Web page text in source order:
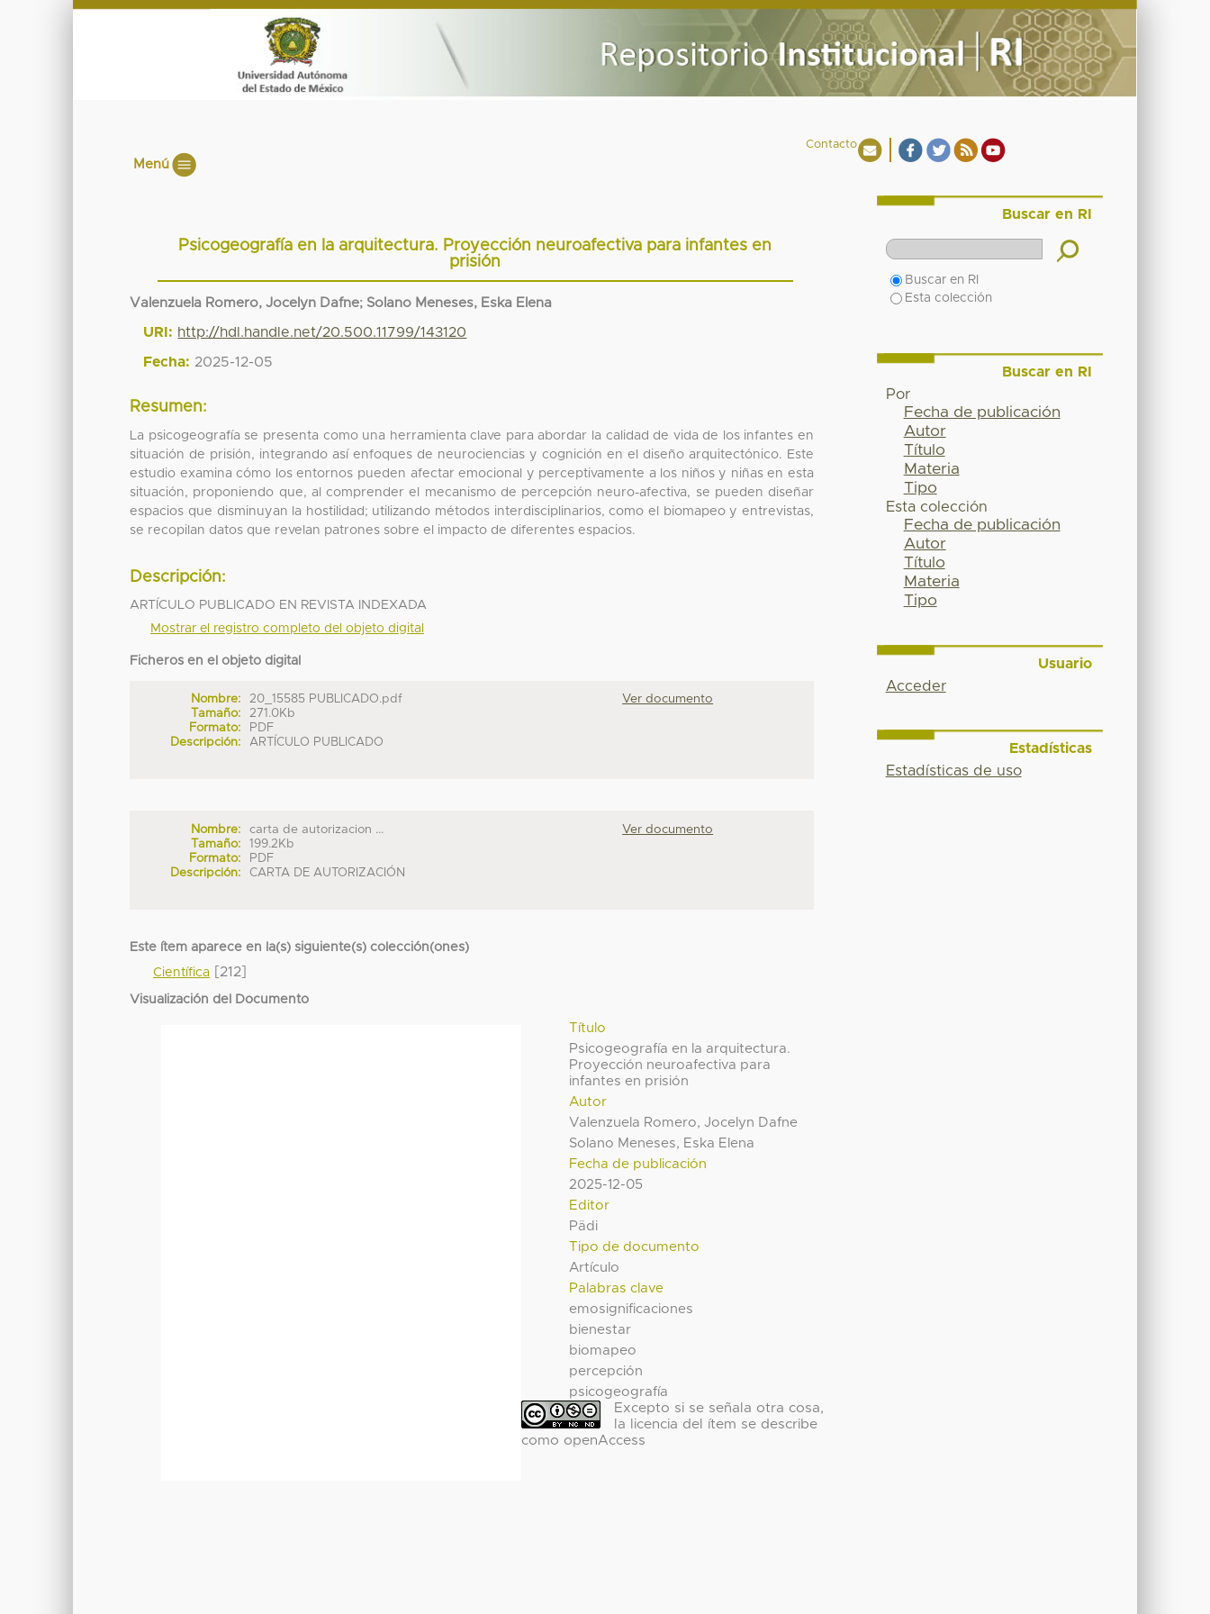
Contacto
Menú
Psicogeografía en la arquitectura. Proyección neuroafectiva para infantes en
prisión
Valenzuela Romero, Jocelyn Dafne; Solano Meneses, Eska Elena
URI: http://hdl.handle.net/20.500.11799/143120
Fecha: 2025-12-05
Resumen:
La psicogeografía se presenta como una herramienta clave para abordar la calidad de vida de los infantes en
situación de prisión, integrando así enfoques de neurociencias y cognición en el diseño arquitectónico. Este
estudio examina cómo los entornos pueden afectar emocional y perceptivamente a los niños y niñas en esta
situación, proponiendo que, al comprender el mecanismo de percepción neuro-afectiva, se pueden diseñar
espacios que disminuyan la hostilidad; utilizando métodos interdisciplinarios, como el biomapeo y entrevistas,
se recopilan datos que revelan patrones sobre el impacto de diferentes espacios.
Descripción:
ARTÍCULO PUBLICADO EN REVISTA INDEXADA
Mostrar el registro completo del objeto digital
Ficheros en el objeto digital
Nombre:
20_15585 PUBLICADO.pdf
Tamaño:
271.0Kb
Formato:
PDF
Descripción:
ARTÍCULO PUBLICADO
Ver documento
Nombre:
carta de autorizacion ...
Tamaño:
199.2Kb
Formato:
PDF
Descripción:
CARTA DE AUTORIZACIÓN
Ver documento
Este ítem aparece en la(s) siguiente(s) colección(ones)
Científica [212]
Visualización del Documento
Título
Psicogeografía en la arquitectura.
Proyección neuroafectiva para
infantes en prisión
Autor
Valenzuela Romero, Jocelyn Dafne
Solano Meneses, Eska Elena
Fecha de publicación
2025-12-05
Editor
Pädi
Tipo de documento
Artículo
Palabras clave
emosignificaciones
bienestar
biomapeo
percepción
psicogeografía
Excepto si se señala otra cosa,
la licencia del ítem se describe
como openAccess
Buscar en RI
Buscar en RI
Esta colección
Buscar en RI
Por
Fecha de publicación
Autor
Título
Materia
Tipo
Esta colección
Fecha de publicación
Autor
Título
Materia
Tipo
Usuario
Acceder
Estadísticas
Estadísticas de uso